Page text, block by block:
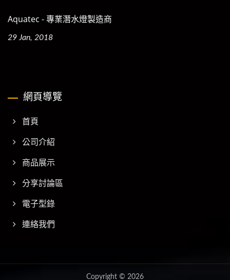
Aquatec - 專業潛水燈製造商
29 Jan, 2018
網頁導覽
首頁
公司介紹
商品展示
分享討論區
電子型錄
連絡我們
Copyright © 2026